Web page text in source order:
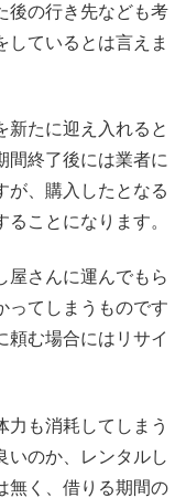
後の行き先なども考
しているとは言えま
新たに迎え入れると
間終了後には業者に
が、購入したとなる
ことになります。
屋さんに運んでもら
ってしまうものです
頼む場合にはリサイ
力も消耗してしまう
いのか、レンタルし
無く、借りる期間の